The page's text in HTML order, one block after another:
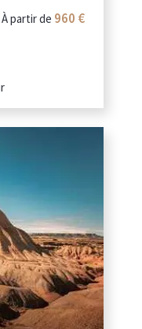
À partir de 960 €